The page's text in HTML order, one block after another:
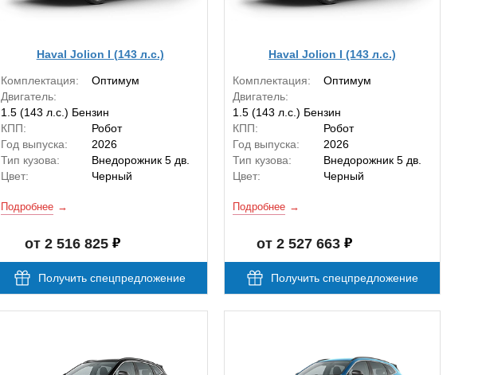
Haval Jolion I (143 л.с.)
Комплектация:
Оптимум
Двигатель:
1.5 (143 л.с.) Бензин
КПП:
Робот
Год выпуска:
2026
Тип кузова:
Внедорожник 5 дв.
Цвет:
Черный
Подробнее
от 2 516 825
Получить спецпредложение
Haval Jolion I (143 л.с.)
Комплектация:
Оптимум
Двигатель:
1.5 (143 л.с.) Бензин
КПП:
Робот
Год выпуска:
2026
Тип кузова:
Внедорожник 5 дв.
Цвет:
Черный
Подробнее
от 2 527 663
Получить спецпредложение